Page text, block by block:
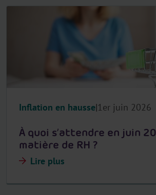
Inflation en hausse 1er juin 2026
À quoi s’attendre en juin
matière de RH ?
Lire plus